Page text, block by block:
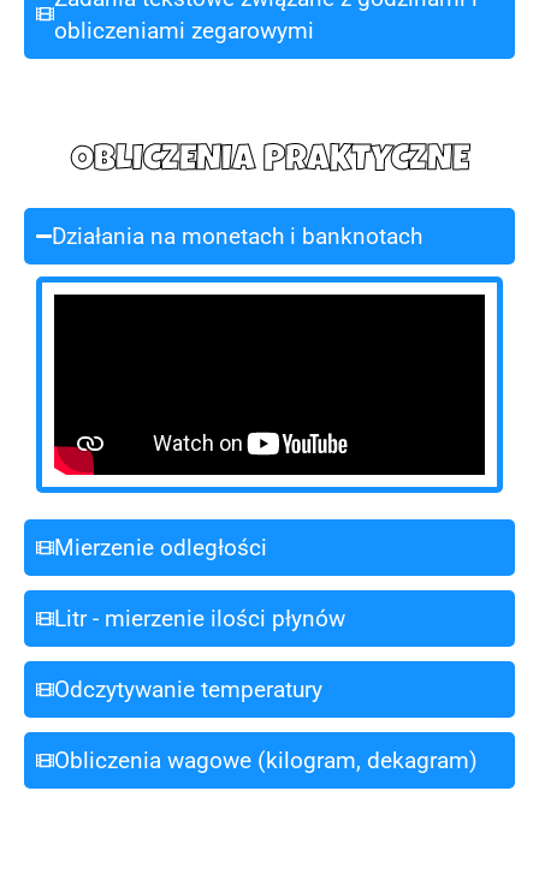
obliczeniami zegarowymi
OBLICZENIA PRAKTYCZNE
Działania na monetach i banknotach
Mierzenie odległości
Litr - mierzenie ilości płynów
Odczytywanie temperatury
Obliczenia wagowe (kilogram, dekagram)